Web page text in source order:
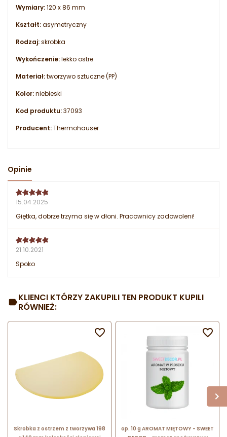
Wymiary:120 x 86 mm
Kształt:asymetryczny
Rodzaj:skrobka
Wykończenie:lekko ostre
Materiał:tworzywo sztuczne (PP)
Kolor:niebieski
Kod produktu:37093
Producent:Thermohauser
Opinie
15.04.2025
Giętka, dobrze trzyma się w dłoni. Pracownicy zadowoleni!
21.10.2021
Spoko
KLIENCI KTÓRZY ZAKUPILI TEN PRODUKT KUPILI
RÓWNIEŻ:
Skrobka z ostrzem z tworzywa 198

op. 10 g AROMAT MIĘTOWY - SWEET
